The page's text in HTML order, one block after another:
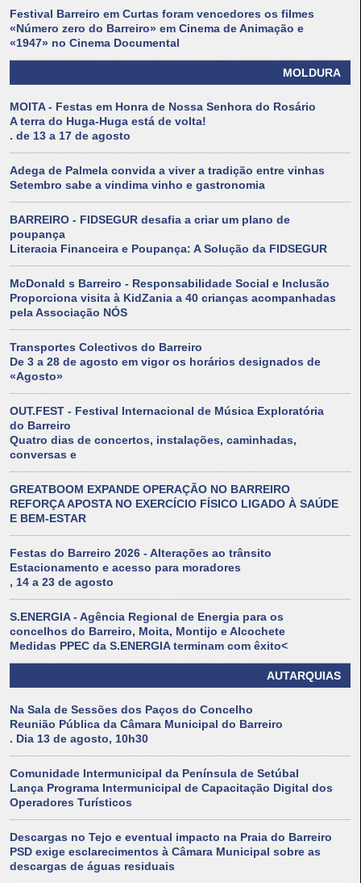
Festival Barreiro em Curtas foram vencedores os filmes
«Número zero do Barreiro» em Cinema de Animação e
«1947» no Cinema Documental
MOLDURA
MOITA - Festas em Honra de Nossa Senhora do Rosário
A terra do Huga-Huga está de volta!
. de 13 a 17 de agosto
Adega de Palmela convida a viver a tradição entre vinhas
Setembro sabe a vindima vinho e gastronomia
BARREIRO - FIDSEGUR desafia a criar um plano de
poupança
Literacia Financeira e Poupança: A Solução da FIDSEGUR
McDonald s Barreiro - Responsabilidade Social e Inclusão
Proporciona visita à KidZania a 40 crianças acompanhadas
pela Associação NÓS
Transportes Colectivos do Barreiro
De 3 a 28 de agosto em vigor os horários designados de
«Agosto»
OUT.FEST - Festival Internacional de Música Exploratória
do Barreiro
Quatro dias de concertos, instalações, caminhadas,
conversas e
GREATBOOM EXPANDE OPERAÇÃO NO BARREIRO
REFORÇA APOSTA NO EXERCÍCIO FÍSICO LIGADO À SAÚDE
E BEM-ESTAR
Festas do Barreiro 2026 - Alterações ao trânsito
Estacionamento e acesso para moradores
, 14 a 23 de agosto
S.ENERGIA - Agência Regional de Energia para os
concelhos do Barreiro, Moita, Montijo e Alcochete
Medidas PPEC da S.ENERGIA terminam com êxito<
AUTARQUIAS
Na Sala de Sessões dos Paços do Concelho
Reunião Pública da Câmara Municipal do Barreiro
. Dia 13 de agosto, 10h30
Comunidade Intermunicipal da Península de Setúbal
Lança Programa Intermunicipal de Capacitação Digital dos
Operadores Turísticos
Descargas no Tejo e eventual impacto na Praia do Barreiro
PSD exige esclarecimentos à Câmara Municipal sobre as
descargas de águas residuais